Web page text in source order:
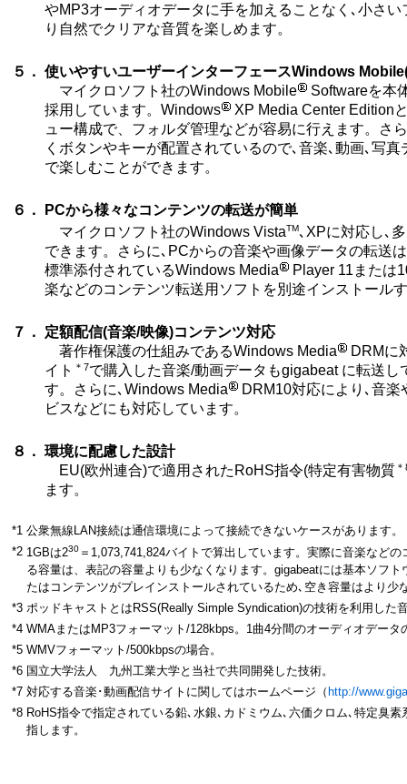
やMP3オーディオデータに手を加えることなく､小さ
り自然でクリアな音質を楽しめます。
５． 使いやすいユーザーインターフェースWindows
マイクロソフト社のWindows Mobile
Softwareを本
採用しています。Windows
XP Media Center Edition
ュー構成で、フォルダ管理などが容易に行えます。さ
くボタンやキーが配置されているので､音楽､動画､写
で楽しむことができます。
６．
PCから様々なコンテンツの転送が簡単
マイクロソフト社のWindows VistaTM､XPに対応し､
できます。さらに､PCからの音楽や画像データの転送
標準添付されているWindows Media
Player 11または
楽などのコンテンツ転送用ソフトを別途インストール
７．
定額配信(音楽/映像)コンテンツ対応
著作権保護の仕組みであるWindows Media
DRMに
イト ＊7で購入した音楽/動画データもgigabeat に転送し
す。さらに､Windows Media
DRM10対応により､音
ビスなどにも対応しています。
８． 環境に配慮した設計
EU(欧州連合)で適用されたRoHS指令(特定有害物質
ます。
*1 公衆無線LAN接続は通信環境によって接続できないケースがあります。
*2 1GBは230 ＝1,073,741,824バイトで算出しています。実際に音楽など
る容量は、表記の容量よりも少なくなります。gigabeatには基本ソフ
たはコンテンツがプレインストールされているため､空き容量はより少
*3 ポッドキャストとはRSS(Really Simple Syndication)の技術を利用した
*4 WMAまたはMP3フォーマット/128kbps。1曲4分間のオーディオデータ
*5 WMVフォーマット/500kbpsの場合。
*6 国立大学法人 九州工業大学と当社で共同開発した技術。
*7 対応する音楽･動画配信サイトに関してはホームページ（ http://
*8 RoHS指令で指定されている鉛､水銀､カドミウム､六価クロム､特定臭
指します。